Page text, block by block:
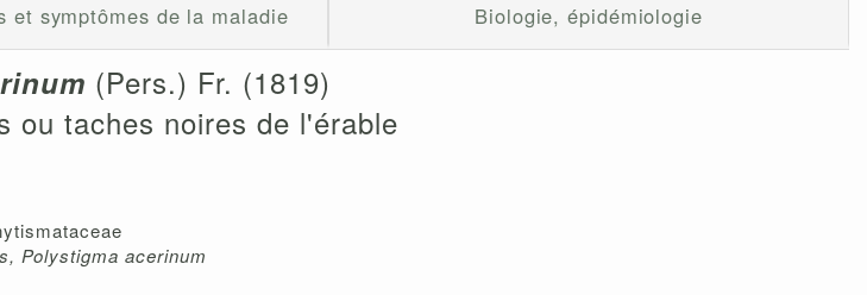
et symptômes de la maladie Biologie, épidémiologie
(Pers.) Fr. (1819)
ou taches noires de l'érable
Polystigma acerinum